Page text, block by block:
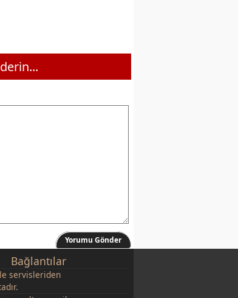
Yorumu Gönder
Bağlantılar
servisleriden